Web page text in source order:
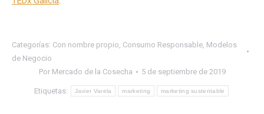
Categorías: Con nombre propio, Consumo Responsable, Modelos
de Negocio
Por Mercado de la Cosecha 5 de septiembre de 2019
Etiquetas: Javier Varela marketing marketing sustentable